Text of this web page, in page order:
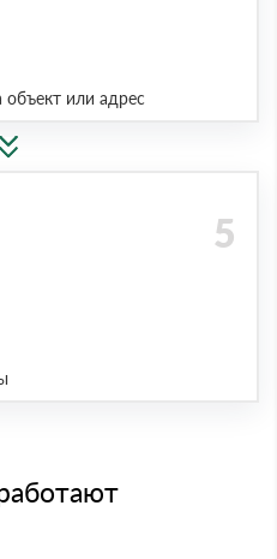
или адрес